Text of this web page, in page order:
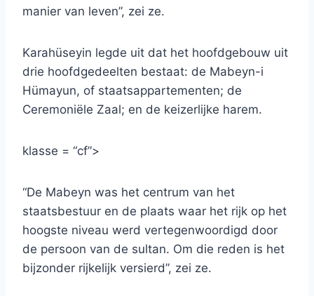
manier van leven”, zei ze.
Karahüseyin legde uit dat het hoofdgebouw uit
drie hoofdgedeelten bestaat: de Mabeyn-i
Hümayun, of staatsappartementen; de
Ceremoniële Zaal; en de keizerlijke harem.
klasse = “cf”>
“De Mabeyn was het centrum van het
staatsbestuur en de plaats waar het rijk op het
hoogste niveau werd vertegenwoordigd door
de persoon van de sultan. Om die reden is het
bijzonder rijkelijk versierd”, zei ze.